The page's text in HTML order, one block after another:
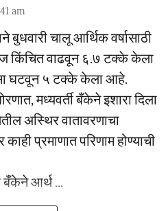
am
बुधवारी चालू आर्थिक वर्षासाठी
किंचित वाढवून ६.७ टक्के केला
घटवून ५ टक्के केला आहे.
मध्यवर्ती बँकेने इशारा दिला
अस्थिर वातावरणाचा
प्रमाणात परिणाम होण्याची
आर्थ ...